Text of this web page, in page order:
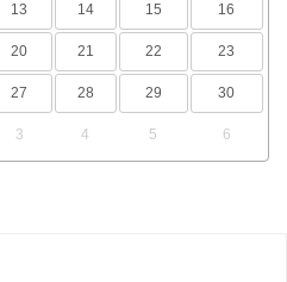
13 14 15 16
20 21 22 23
27 28 29 30
3 4 5 6